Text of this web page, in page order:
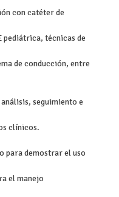
con catéter de
pediátrica, técnicas de
de conducción, entre
seguimiento e
clínicos.
para demostrar el uso
el manejo